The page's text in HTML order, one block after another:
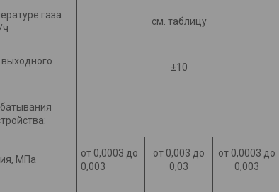
газа
ч
см. таблицу
±10
МПа
от 0,0003 до
0,003
от 0,003 до
0,03
от 0,0003 до
0,003